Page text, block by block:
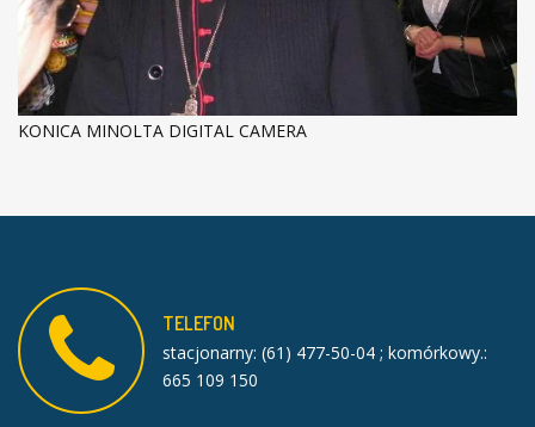
KONICA MINOLTA DIGITAL CAMERA
TELEFON
stacjonarny: (61) 477-50-04 ; komórkowy.:
665 109 150